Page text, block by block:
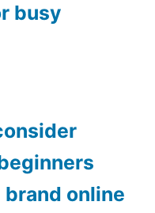
busy
online